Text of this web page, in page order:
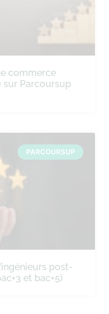
commerce
sur Parcoursup
PARCOURSUP
post-
et bac+5)